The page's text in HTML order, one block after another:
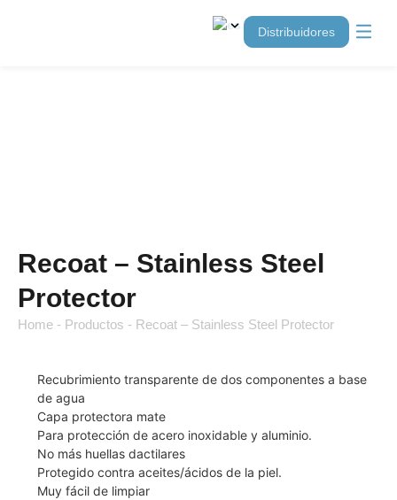
distribuidores
Recoat – Stainless Steel
Protector
Home - Productos - Recoat – Stainless Steel Protector
Recubrimiento transparente de dos componentes a base
de agua
Capa protectora mate
Para protección de acero inoxidable y aluminio.
No más huellas dactilares
Protegido contra aceites/ácidos de la piel.
Muy fácil de limpiar